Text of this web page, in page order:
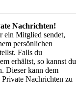
Nachrichten!
ein Mitglied sendet,
persönlichen
Falls du
erhältst, so kannst du
Dieser kann dem
Nachrichten zu